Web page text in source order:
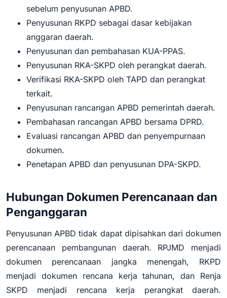
sebelum penyusunan APBD.
Penyusunan RKPD sebagai dasar kebijakan
anggaran daerah.
Penyusunan dan pembahasan KUA-PPAS.
Penyusunan RKA-SKPD oleh perangkat daerah.
Verifikasi RKA-SKPD oleh TAPD dan perangkat
terkait.
Penyusunan rancangan APBD pemerintah daerah.
Pembahasan rancangan APBD bersama DPRD.
Evaluasi rancangan APBD dan penyempurnaan
dokumen.
Penetapan APBD dan penyusunan DPA-SKPD.
Hubungan Dokumen Perencanaan dan
Penganggaran
Penyusunan APBD tidak dapat dipisahkan dari dokumen
perencanaan pembangunan daerah. RPJMD menjadi
dokumen perencanaan jangka menengah, RKPD
menjadi dokumen rencana kerja tahunan, dan Renja
SKPD menjadi rencana kerja perangkat daerah.